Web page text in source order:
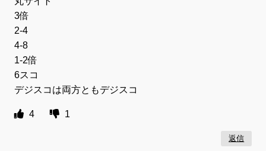
3倍
2-4
4-8
1-2倍
6スコ
デジスコは両方ともデジスコ
4 1
返信